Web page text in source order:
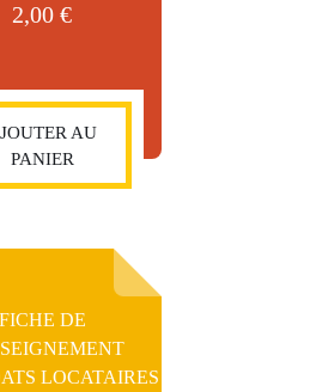
2,00 €
AU
PANIER
FICHE DE
LOCATAIRES